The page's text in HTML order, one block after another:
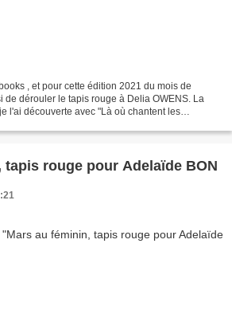
, et pour cette édition 2021 du mois de
de dérouler le tapis rouge à Delia OWENS. La
l'ai découverte avec "Là où chantent les
tapis rouge pour Adelaïde BON